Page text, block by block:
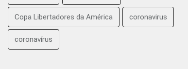
Copa Libertadores da América coronavirus
coronavírus